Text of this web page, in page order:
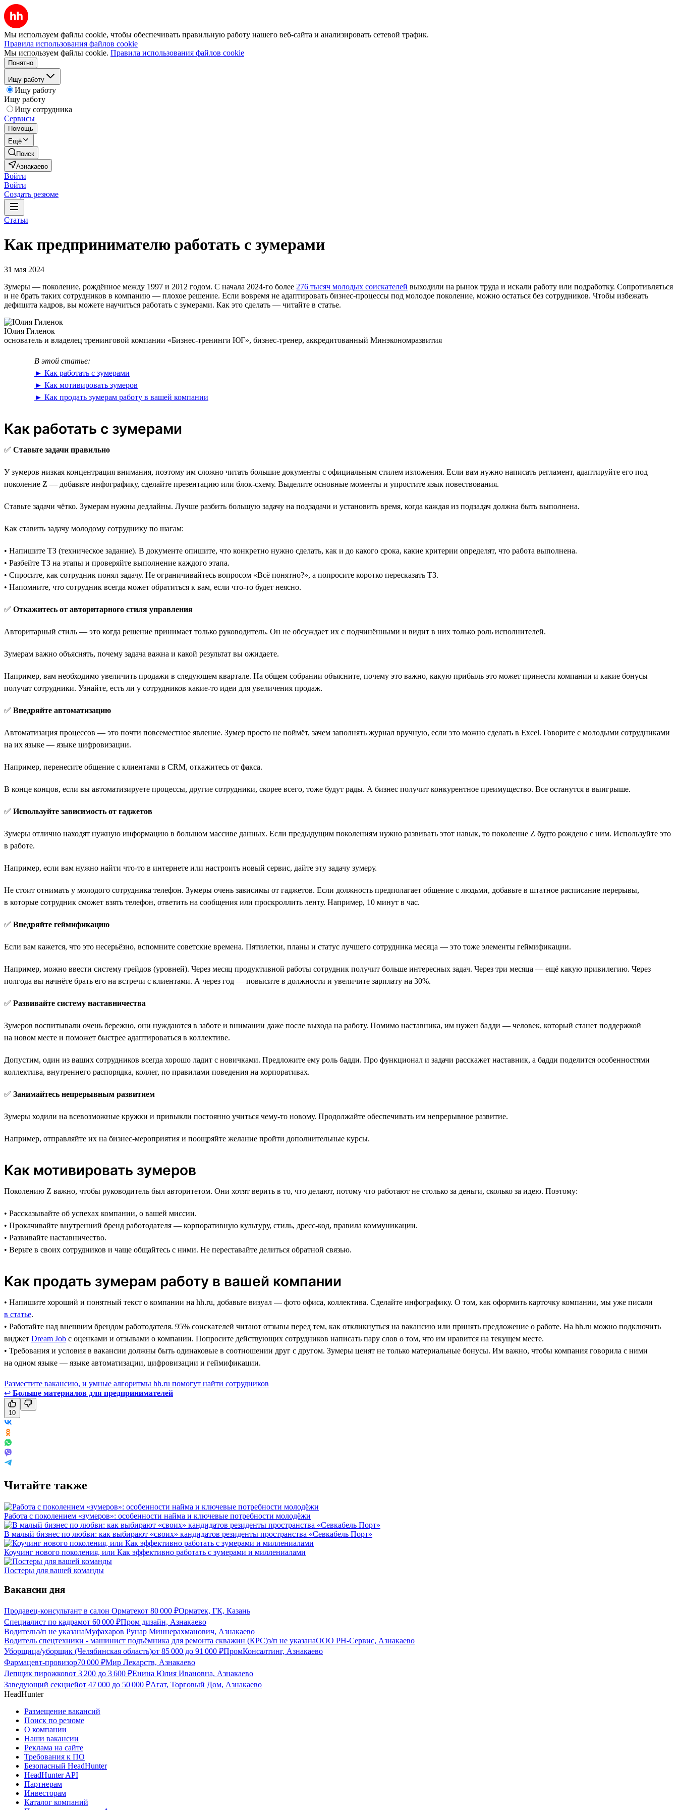
Мы используем файлы cookie, чтобы обеспечивать правильную работу нашего веб-сайта и анализировать сетевой трафик.
Правила использования файлов cookie
Мы используем файлы cookie. Правила использования файлов cookie
Понятно
Ищу работу
Ищу работу
Ищу работу
Ищу сотрудника
Сервисы
Помощь
Ещё
Поиск
Азнакаево
Войти
Войти
Создать резюме
Статьи
Как предпринимателю работать с зумерами
31 мая 2024
Зумеры — поколение, рождённое между 1997 и 2012 годом. С начала 2024-го более 276 тысяч молодых соискателей выходили на рынок труда и искали работу или подработку. Сопротивляться
и не брать таких сотрудников в компанию — плохое решение. Если вовремя не адаптировать бизнес-процессы под молодое поколение, можно остаться без сотрудников. Чтобы избежать
дефицита кадров, вы можете научиться работать с зумерами. Как это сделать — читайте в статье.
Юлия Гиленок
основатель и владелец тренинговой компании «Бизнес-тренинги ЮГ», бизнес-тренер, аккредитованный Минэкономразвития
В этой статье:
► Как работать с зумерами
► Как мотивировать зумеров
► Как продать зумерам работу в вашей компании
Как работать с зумерами
✅ Ставьте задачи правильно
У зумеров низкая концентрация внимания, поэтому им сложно читать большие документы с официальным стилем изложения. Если вам нужно написать регламент, адаптируйте его под
поколение Z — добавьте инфографику, сделайте презентацию или блок-схему. Выделите основные моменты и упростите язык повествования.
Ставьте задачи чётко. Зумерам нужны дедлайны. Лучше разбить большую задачу на подзадачи и установить время, когда каждая из подзадач должна быть выполнена.
Как ставить задачу молодому сотруднику по шагам:
• Напишите ТЗ (техническое задание). В документе опишите, что конкретно нужно сделать, как и до какого срока, какие критерии определят, что работа выполнена.
• Разбейте ТЗ на этапы и проверяйте выполнение каждого этапа.
• Спросите, как сотрудник понял задачу. Не ограничивайтесь вопросом «‎Всё понятно?», а попросите коротко пересказать ТЗ.
• Напомните, что сотрудник всегда может обратиться к вам, если что-то будет неясно.
✅ Откажитесь от авторитарного стиля управления
Авторитарный стиль — это когда решение принимает только руководитель. Он не обсуждает их с подчинёнными и видит в них только роль исполнителей.
Зумерам важно объяснять, почему задача важна и какой результат вы ожидаете.
Например, вам необходимо увеличить продажи в следующем квартале. На общем собрании объясните, почему это важно, какую прибыль это может принести компании и какие бонусы
получат сотрудники. Узнайте, есть ли у сотрудников какие-то идеи для увеличения продаж.
✅ Внедряйте автоматизацию
Автоматизация процессов — это почти повсеместное явление. Зумер просто не поймёт, зачем заполнять журнал вручную, если это можно сделать в Excel. Говорите с молодыми сотрудниками
на их языке — языке цифровизации.
Например, перенесите общение с клиентами в CRM, откажитесь от факса.
В конце концов, если вы автоматизируете процессы, другие сотрудники, скорее всего, тоже будут рады. А бизнес получит конкурентное преимущество. Все останутся в выигрыше.
✅ Используйте зависимость от гаджетов
Зумеры отлично находят нужную информацию в большом массиве данных. Если предыдущим поколениям нужно развивать этот навык, то поколение Z будто рождено с ним. Используйте это
в работе.
Например, если вам нужно найти что-то в интернете или настроить новый сервис, дайте эту задачу зумеру.
Не стоит отнимать у молодого сотрудника телефон. Зумеры очень зависимы от гаджетов. Если должность предполагает общение с людьми, добавьте в штатное расписание перерывы,
в которые сотрудник сможет взять телефон, ответить на сообщения или проскроллить ленту. Например, 10 минут в час.
✅ Внедряйте геймификацию
Если вам кажется, что это несерьёзно, вспомните советские времена. Пятилетки, планы и статус лучшего сотрудника месяца — это тоже элементы геймификации.
Например, можно ввести систему грейдов (уровней). Через месяц продуктивной работы сотрудник получит больше интересных задач. Через три месяца — ещё какую привилегию. Через
полгода вы начнёте брать его на встречи с клиентами. А через год — повысите в должности и увеличите зарплату на 30%.
✅ Развивайте систему наставничества
Зумеров воспитывали очень бережно, они нуждаются в заботе и внимании даже после выхода на работу. Помимо наставника, им нужен бадди — человек, который станет поддержкой
на новом месте и поможет быстрее адаптироваться в коллективе.
Допустим, один из ваших сотрудников всегда хорошо ладит с новичками. Предложите ему роль бадди. Про функционал и задачи расскажет наставник, а бадди поделится особенностями
коллектива, внутреннего распорядка, коллег, по правилами поведения на корпоративах.
✅ Занимайтесь непрерывным развитием
Зумеры ходили на всевозможные кружки и привыкли постоянно учиться чему-то новому. Продолжайте обеспечивать им непрерывное развитие.
Например, отправляйте их на бизнес-мероприятия и поощряйте желание пройти дополнительные курсы.
Как мотивировать зумеров
Поколению Z важно, чтобы руководитель был авторитетом. Они хотят верить в то, что делают, потому что работают не столько за деньги, сколько за идею. Поэтому:
• Рассказывайте об успехах компании, о вашей миссии.
• Прокачивайте внутренний бренд работодателя — корпоративную культуру, стиль, дресс-код, правила коммуникации.
• Развивайте наставничество.
• Верьте в своих сотрудников и чаще общайтесь с ними. Не переставайте делиться обратной связью.
Как продать зумерам работу в вашей компании
• Напишите хороший и понятный текст о компании на hh.ru, добавьте визуал — фото офиса, коллектива. Сделайте инфографику. О том, как оформить карточку компании, мы уже писали
в статье.
• Работайте над внешним брендом работодателя. 95% соискателей читают отзывы перед тем, как откликнуться на вакансию или принять предложение о работе. На hh.ru можно подключить
виджет Dream Job с оценками и отзывами о компании. Попросите действующих сотрудников написать пару слов о том, что им нравится на текущем месте.
• Требования и условия в вакансии должны быть одинаковые в соотношении друг с другом. Зумеры ценят не только материальные бонусы. Им важно, чтобы компания говорила с ними
на одном языке — языке автоматизации, цифровизации и геймификации.
Разместите вакансию, и умные алгоритмы hh.ru помогут найти сотрудников
↩ Больше материалов для предпринимателей
10
Читайте также
Работа с поколением «зумеров»: особенности найма и ключевые потребности молодёжи
В малый бизнес по любви: как выбирают «своих» кандидатов резиденты пространства «Севкабель Порт»
Коучинг нового поколения, или Как эффективно работать с зумерами и миллениалами
Постеры для вашей команды
Вакансии дня
Продавец-консультант в салон Орматекот 80 000 ₽Орматек, ГК, Казань
Специалист по кадрамот 60 000 ₽Пром дизайн, Азнакаево
Водительз/п не указанаМуфахаров Рунар Миннерахманович, Азнакаево
Водитель спецтехники - машинист подъёмника для ремонта скважин (КРС)з/п не указанаООО РН-Сервис, Азнакаево
Уборщица/уборщик (Челябинская область)от 85 000 до 91 000 ₽ПромКонсалтинг, Азнакаево
Фармацевт-провизор70 000 ₽Мир Лекарств, Азнакаево
Лепщик пирожковот 3 200 до 3 600 ₽Енина Юлия Ивановна, Азнакаево
Заведующий секциейот 47 000 до 50 000 ₽Агат, Торговый Дом, Азнакаево
HeadHunter
Размещение вакансий
Поиск по резюме
О компании
Наши вакансии
Реклама на сайте
Требования к ПО
Безопасный HeadHunter
HeadHunter API
Партнерам
Инвесторам
Каталог компаний